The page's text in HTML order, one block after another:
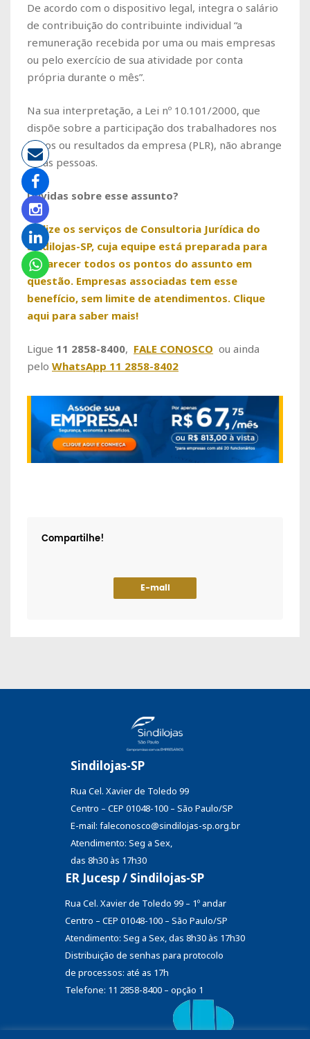
De acordo com o dispositivo legal, integra o salário
de contribuição do contribuinte individual “a
remuneração recebida por uma ou mais empresas
ou pelo exercício de sua atividade por conta
própria durante o mês”.
Na sua interpretação, a Lei nº 10.101/2000, que
dispõe sobre a participação dos trabalhadores nos
lucros ou resultados da empresa (PLR), não abrange
essas pessoas.
Dúvidas sobre esse assunto?
Utilize os serviços de Consultoria Jurídica do
Sindilojas-SP, cuja equipe está preparada para
esclarecer todos os pontos do assunto em
questão. Empresas associadas tem esse
benefício, sem limite de atendimentos. Clique
aqui para saber mais!
Ligue 11 2858-8400, FALE CONOSCO ou ainda
pelo WhatsApp 11 2858-8402
Compartilhe!
E-mail
Sindilojas-SP
Rua Cel. Xavier de Toledo 99
Centro – CEP 01048-100 – São Paulo/SP
E-mail: faleconosco@sindilojas-sp.org.br
Atendimento: Seg a Sex,
das 8h30 às 17h30
ER Jucesp / Sindilojas-SP
Rua Cel. Xavier de Toledo 99 – 1º andar
Centro – CEP 01048-100 – São Paulo/SP
Atendimento: Seg a Sex, das 8h30 às 17h30
Distribuição de senhas para protocolo
de processos: até as 17h
Telefone: 11 2858-8400 – opção 1